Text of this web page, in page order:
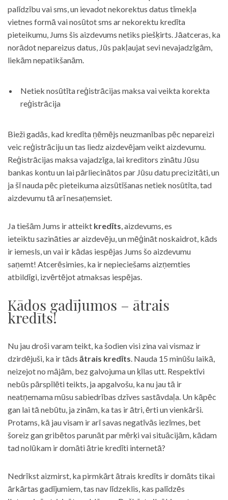
palīdzību vai sms, un ievadot nekorektus datus tīmekļa
vietnes formā vai nosūtot sms ar nekorektu kredīta
pieteikumu, Jums šis aizdevums netiks piešķirts. Jāatceras, ka
norādot nepareizus datus, Jūs pakļaujat sevi nevajadzīgām,
liekām nepatikšanām.
Netiek nosūtīta reģistrācijas maksa vai veikta korekta
reģistrācija
Bieži gadās, kad kredīta ņēmējs neuzmanības pēc nepareizi
veic reģistrāciju un tas liedz aizdevējam veikt aizdevumu.
Reģistrācijas maksa vajadzīga, lai kreditors zinātu Jūsu
bankas kontu un lai pārliecinātos par Jūsu datu precizitāti, un
ja šī nauda pēc pieteikuma aizsūtīšanas netiek nosūtīta, tad
aizdevumu tā arī nesaņemsiet.
Ja tiešām Jums ir atteikt kredīts, aizdevums, es
ieteiktu sazināties ar aizdevēju, un mēģināt noskaidrot, kāds
ir iemesls, un vai ir kādas iespējas Jums šo aizdevumu
saņemt! Atcerēsimies, ka ir nepieciešams aizņemties
atbildīgi, izvērtējot atmaksas iespējas.
Kādos gadījumos – ātrais
kredīts!
Nu jau droši varam teikt, ka šodien visi zina vai vismaz ir
dzirdējuši, ka ir tāds ātrais kredīts. Nauda 15 minūšu laikā,
neizejot no mājām, bez galvojuma un ķīlas utt. Respektīvi
nebūs pārspīlēti teikts, ja apgalvošu, ka nu jau tā ir
neatņemama mūsu sabiedrības dzīves sastāvdaļa. Un kāpēc
gan lai tā nebūtu, ja zinām, ka tas ir ātri, ērti un vienkārši.
Protams, kā jau visam ir arī savas negatīvās iezīmes, bet
šoreiz gan gribētos parunāt par mērķi vai situācijām, kādam
tad nolūkam ir domāti ātrie kredīti internetā?
Nedrīkst aizmirst, ka pirmkārt ātrais kredīts ir domāts tikai
ārkārtas gadījumiem, tas nav līdzeklis, kas palīdzēs